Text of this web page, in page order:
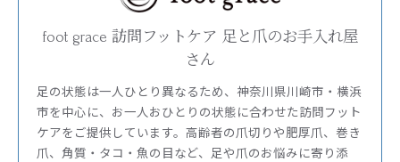
foot grace 訪問フットケア 足と爪のお手入れ屋
さん
足の状態は一人ひとり異なるため、神奈川県川崎市・横浜
市を中心に、お一人おひとりの状態に合わせた訪問フット
ケアをご提供しています。高齢者の爪切りや肥厚爪、巻き
爪、角質・タコ・魚の目など、足や爪のお悩みに寄り添